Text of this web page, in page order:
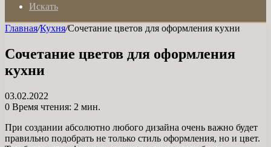
Искать
Главная/Кухня/Сочетание цветов для оформления кухни
Сочетание цветов для оформления
кухни
03.02.2022
0 Время чтения: 2 мин.
При создании абсолютно любого дизайна очень важно будет
правильно подобрать не только стиль оформления, но и цвет.